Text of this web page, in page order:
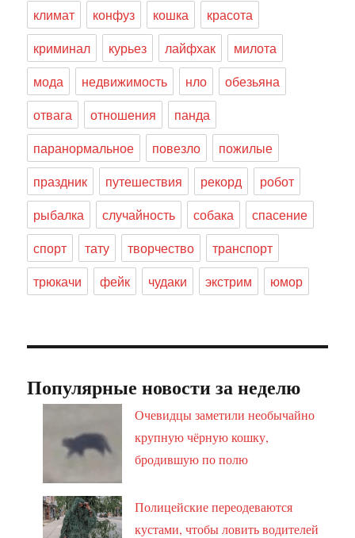
климат
конфуз кошка
красота
криминал
курьез лайфхак
милота
мода
недвижимость нло
обезьяна
отвага
отношения
панда
паранормальное
повезло
пожилые
праздник
путешествия рекорд
робот
рыбалка
случайность собака
спасение
спорт
тату творчество
транспорт
трюкачи
фейк чудаки экстрим юмор
Популярные новости за неделю
Очевидцы заметили необычайно
крупную чёрную кошку,
бродившую по полю
Полицейские переодеваются
кустами, чтобы ловить водителей